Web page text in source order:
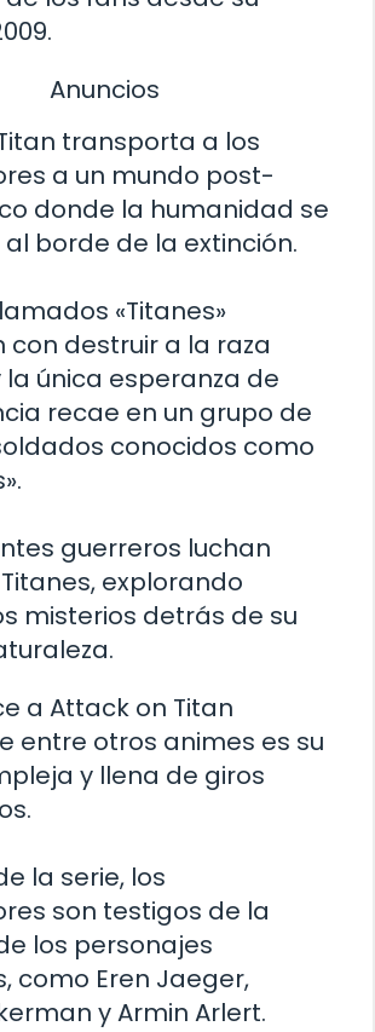
Anuncios
transporta a los
a un mundo post-
donde la humanidad se
borde de la extinción.
«Titanes»
con destruir a la raza
la única esperanza de
recae en un grupo de
conocidos como
guerreros luchan
explorando
misterios detrás de su
a Attack on Titan
entre otros animes es su
y llena de giros
la serie, los
son testigos de la
los personajes
como Eren Jaeger,
y Armin Arlert.